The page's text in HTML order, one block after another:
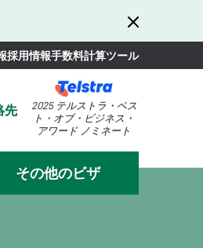
採用情報手数料計算ツール
先
2025 テルストラ・ベス
ト・オブ・ビジネス・
アワード ノミネート
その他のビザ